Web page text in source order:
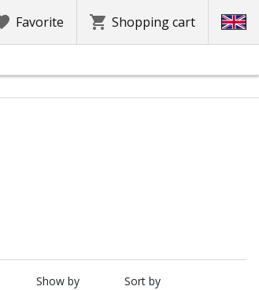
Favorite Shopping cart
Show byпродукти на страница
Sort by